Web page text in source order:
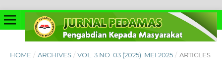
HOME / ARCHIVES / VOL. 3 NO. 03 (2025): MEI 2025 / ARTICLES